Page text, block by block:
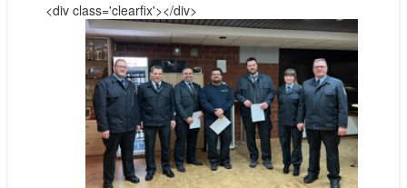
<div class='clearfix'></div>